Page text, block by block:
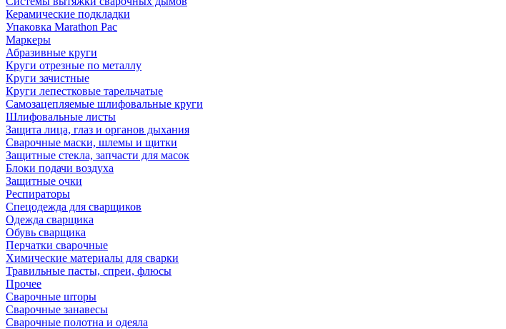
Керамические подкладки
Упаковка Marathon Pac
Маркеры
Абразивные круги
Круги отрезные по металлу
Круги зачистные
Круги лепестковые тарельчатые
Самозацепляемые шлифовальные круги
Шлифовальные листы
Защита лица, глаз и органов дыхания
Сварочные маски, шлемы и щитки
Защитные стекла, запчасти для масок
Блоки подачи воздуха
Защитные очки
Респираторы
Спецодежда для сварщиков
Одежда сварщика
Обувь сварщика
Перчатки сварочные
Химические материалы для сварки
Травильные пасты, спреи, флюсы
Прочее
Сварочные шторы
Сварочные занавесы
Сварочные полотна и одеяла